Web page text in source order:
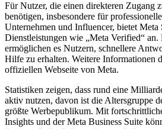
Für Nutzer, die einen direkteren Zugang
benötigen, insbesondere für
Unternehmen und Influencer, bietet
Dienstleistungen wie „Meta Verified“ an.
ermöglichen es Nutzern, schnellere
Hilfe zu erhalten. Weitere Informationen
offiziellen Webseite von Meta.
Statistiken zeigen, dass rund eine
aktiv nutzen, davon ist die Altersgruppe
größte Werbepublikum. Mit
Insights und der Meta Business Suite